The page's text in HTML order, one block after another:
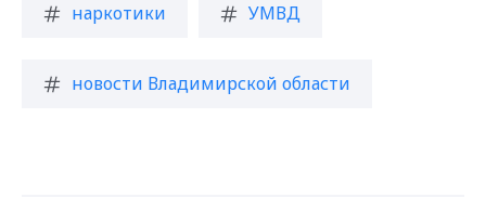
наркотики УМВД
новости Владимирской области